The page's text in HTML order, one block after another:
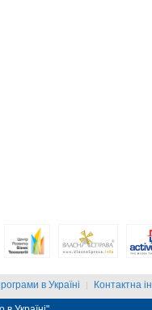
в Україні | Контактна